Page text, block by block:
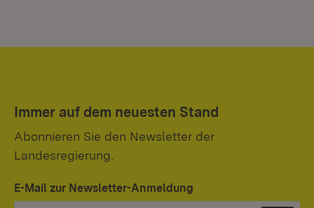
Immer auf dem neuesten Stand
Abonnieren Sie den Newsletter der
Landesregierung.
E-Mail zur Newsletter-Anmeldung